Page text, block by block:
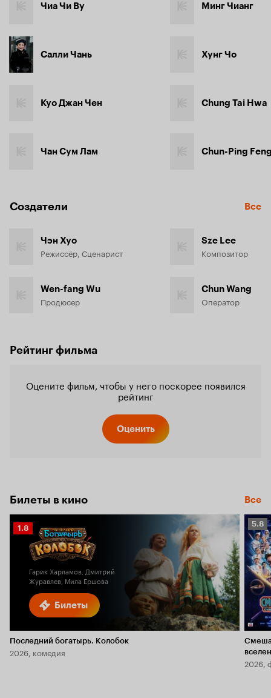
Чиа Чи Ву
Салли Чань
Куо Джан Чен
Чан Сум Лам
Минг Чианг
Хунг Чо
Chung Tai Hwa
Chun-Ping
Создатели Все
Чэн Хуо
Режиссёр, Сценарист
Wen-fang Wu
Продюсер
Sze Lee
Композитор
Chun Wang
Оператор
Рейтинг фильма
Оцените фильм, чтобы у него поскорее появился
рейтинг
Оценить
Билеты в кино Все
Билеты
Рейтинг
Кинопоиска
1.8
Гарик Харламов, Дмитрий
Журавлев, Мила Ершова
Последний богатырь. Колобок
2026, комедия
5.8
5.8
2026,